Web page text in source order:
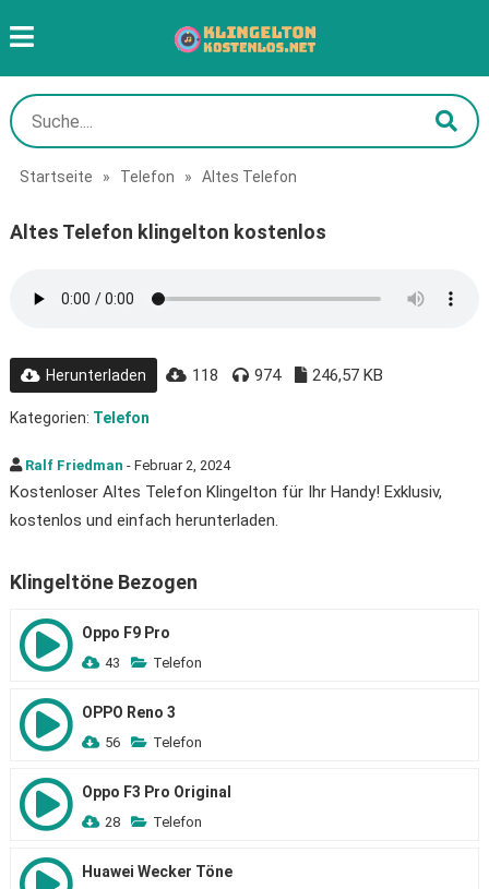
Startseite » Telefon » Altes Telefon
Altes Telefon klingelton kostenlos
Herunterladen 118 974 246,57 KB
Kategorien: Telefon
Ralf Friedman - Februar 2, 2024
Kostenloser Altes Telefon Klingelton für Ihr Handy! Exklusiv,
kostenlos und einfach herunterladen.
Klingeltöne Bezogen
Oppo F9 Pro
43 Telefon
OPPO Reno 3
56 Telefon
Oppo F3 Pro Original
28 Telefon
Huawei Wecker Töne